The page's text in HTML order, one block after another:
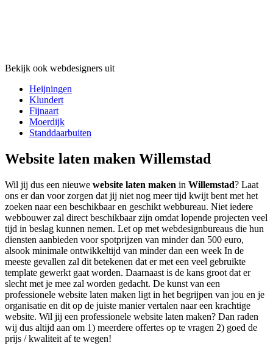
Bekijk ook webdesigners uit
Heijningen
Klundert
Fijnaart
Moerdijk
Standdaarbuiten
Website laten maken Willemstad
Wil jij dus een nieuwe website laten maken in Willemstad? Laat
ons er dan voor zorgen dat jij niet nog meer tijd kwijt bent met het
zoeken naar een beschikbaar en geschikt webbureau. Niet iedere
webbouwer zal direct beschikbaar zijn omdat lopende projecten veel
tijd in beslag kunnen nemen. Let op met webdesignbureaus die hun
diensten aanbieden voor spotprijzen van minder dan 500 euro,
alsook minimale ontwikkeltijd van minder dan een week In de
meeste gevallen zal dit betekenen dat er met een veel gebruikte
template gewerkt gaat worden. Daarnaast is de kans groot dat er
slecht met je mee zal worden gedacht. De kunst van een
professionele website laten maken ligt in het begrijpen van jou en je
organisatie en dit op de juiste manier vertalen naar een krachtige
website. Wil jij een professionele website laten maken? Dan raden
wij dus altijd aan om 1) meerdere offertes op te vragen 2) goed de
prijs / kwaliteit af te wegen!